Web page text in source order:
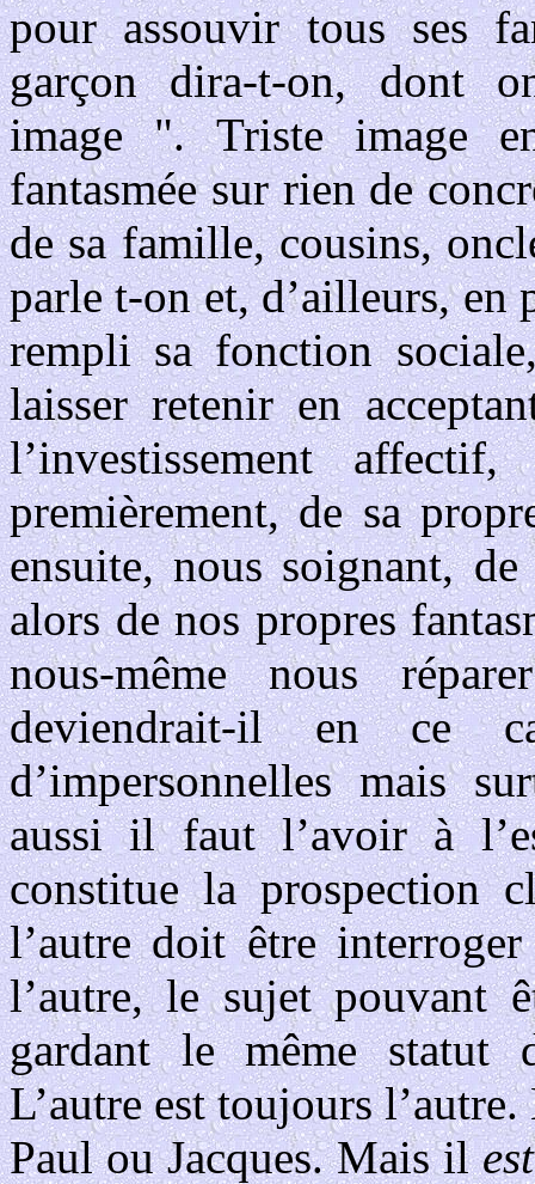
pour assouvir tous ses
garçon dira-t-on, dont
image ". Triste image
fantasmée sur rien de
de sa famille, cousins,
parle t-on et, d’ailleurs, en
rempli sa fonction
laisser retenir en
l’investissement
premièrement, de sa
ensuite, nous soignant,
alors de nos propres
nous-même nous
deviendrait-il en ce
d’impersonnelles mais
aussi il faut l’avoir à
constitue la prospection
l’autre doit être
l’autre, le sujet pouvant
gardant le même statut
L’autre est toujours
Paul ou Jacques. Mais ilest